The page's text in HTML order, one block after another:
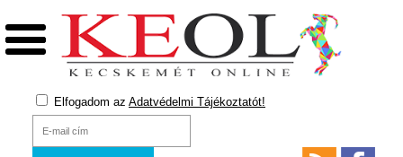
Elfogadom az Adatvédelmi Tájékoztatót!